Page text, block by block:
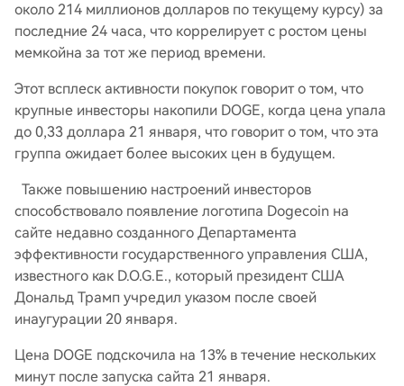
около 214 миллионов долларов по текущему курсу) за
последние 24 часа, что коррелирует с ростом цены
мемкойна за тот же период времени.
Этот всплеск активности покупок говорит о том, что
крупные инвесторы накопили DOGE, когда цена упала
до 0,33 доллара 21 января, что говорит о том, что эта
группа ожидает более высоких цен в будущем.
Также повышению настроений инвесторов
способствовало появление логотипа Dogecoin на
сайте недавно созданного Департамента
эффективности государственного управления США,
известного как D.O.G.E., который президент США
Дональд Трамп учредил указом после своей
инаугурации 20 января.
Цена DOGE подскочила на 13% в течение нескольких
минут после запуска сайта 21 января.